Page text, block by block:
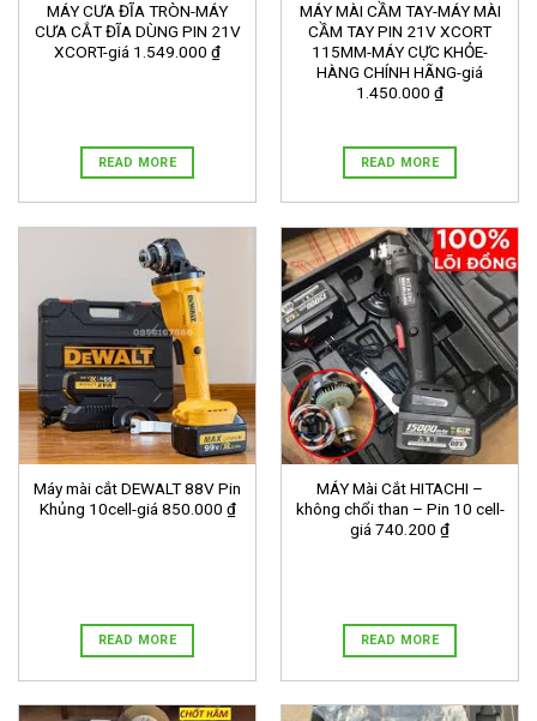
MÁY CƯA ĐĨA TRÒN-MÁY
CƯA CẮT ĐĨA DÙNG PIN 21V
XCORT-giá 1.549.000 ₫
READ MORE
MÁY MÀI CẦM TAY-MÁY MÀI
CẦM TAY PIN 21V XCORT
115MM-MÁY CỰC KHỎE-
HÀNG CHÍNH HÃNG-giá
1.450.000 ₫
READ MORE
Máy mài cắt DEWALT 88V Pin
Khủng 10cell-giá 850.000 ₫
READ MORE
MÁY Mài Cắt HITACHI –
không chổi than – Pin 10 cell-
giá 740.200 ₫
READ MORE